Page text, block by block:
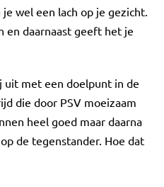
wel een lach op je gezicht.
en daarnaast geeft het je
uit met een doelpunt in de
die door PSV moeizaam
heel goed maar daarna
de tegenstander. Hoe dat